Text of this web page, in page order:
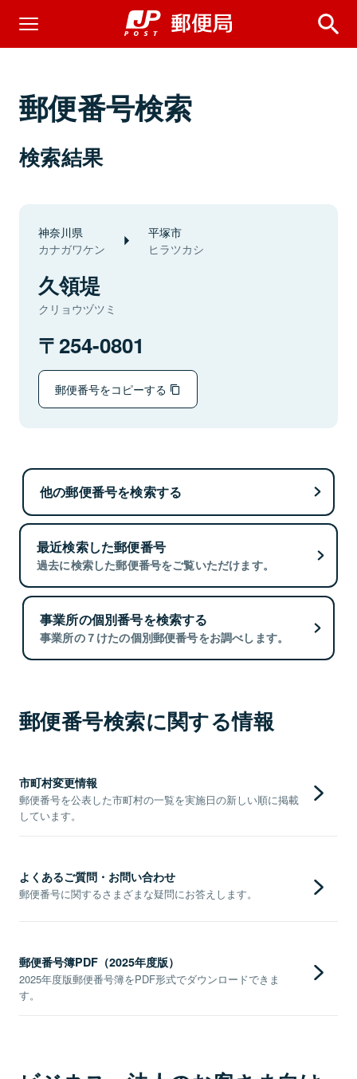
郵便番号検索
検索結果
神奈川県
カナガワケン
平塚市
ヒラツカシ
久領堤
クリョウヅツミ
254-0801
郵便番号をコピーする
他の郵便番号を検索する
最近検索した郵便番号
過去に検索した郵便番号をご覧いただけます。
事業所の個別番号を検索する
事業所の７けたの個別郵便番号をお調べします。
郵便番号検索に関する情報
市町村変更情報
郵便番号を公表した市町村の一覧を実施日の新しい順に掲載
しています。
よくあるご質問・お問い合わせ
郵便番号に関するさまざまな疑問にお答えします。
郵便番号簿PDF（2025年度版）
2025年度版郵便番号簿をPDF形式でダウンロードできま
す。